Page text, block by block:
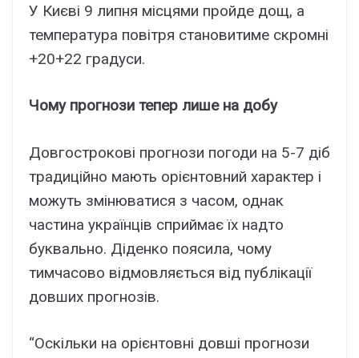
У Києві 9 липня місцями пройде дощ, а
температура повітря становитиме скромні
+20+22 градуси.
Чому прогнози тепер лише на добу
Довгострокові прогнози погоди на 5-7 діб
традиційно мають орієнтовний характер і
можуть змінюватися з часом, однак
частина українців сприймає їх надто
буквально. Діденко поясила, чому
тимчасово відмовляється від публікації
довших прогнозів.
“Оскільки на орієнтовні довші прогнози